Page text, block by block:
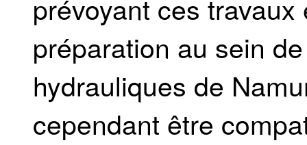
prévoyant ces
préparation au sein
hydrauliques de
cependant être